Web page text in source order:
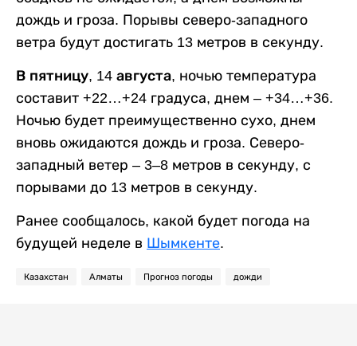
дождь и гроза. Порывы северо-западного
ветра будут достигать 13 метров в секунду.
В пятницу, 14 августа, ночью температура
составит +22…+24 градуса, днем – +34…+36.
Ночью будет преимущественно сухо, днем
вновь ожидаются дождь и гроза. Северо-
западный ветер – 3–8 метров в секунду, с
порывами до 13 метров в секунду.
Ранее сообщалось, какой будет погода на
будущей неделе в Шымкенте.
Казахстан Алматы Прогноз погоды дожди